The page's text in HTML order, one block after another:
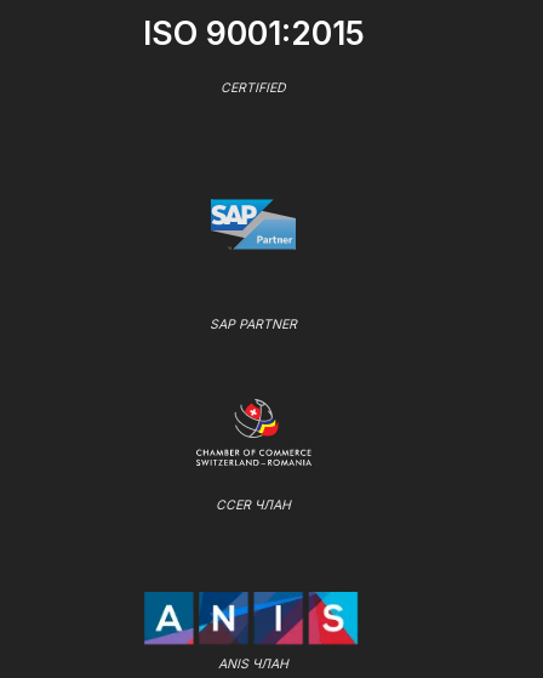
ISO 9001:2015
CERTIFIED
SAP PARTNER
CCER ЧЛАН
ANIS ЧЛАН